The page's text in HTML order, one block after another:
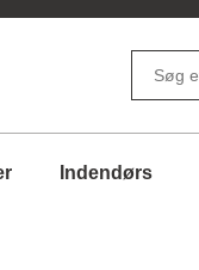
Indendørs